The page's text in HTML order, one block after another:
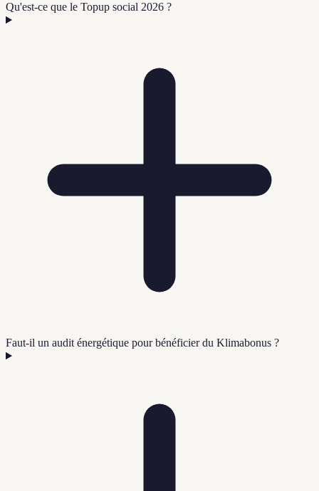
Qu'est-ce que le Topup social 2026 ?
Faut-il un audit énergétique pour bénéficier du Klimabonus ?